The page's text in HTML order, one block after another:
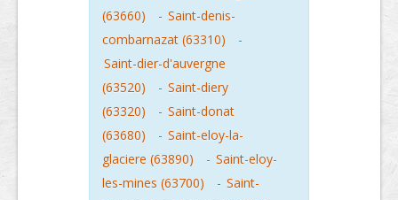
(63660)
- Saint-denis-
combarnazat (63310)
-
Saint-dier-d'auvergne
(63520)
- Saint-diery
(63320)
- Saint-donat
(63680)
- Saint-eloy-la-
glaciere (63890)
- Saint-eloy-
les-mines (63700)
- Saint-